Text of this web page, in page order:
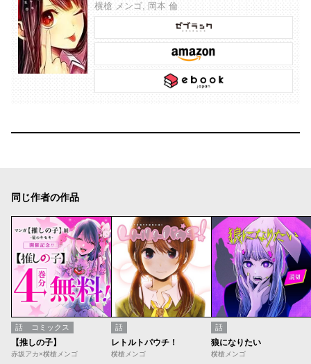
横槍 メンゴ, 岡本 倫
同じ作者の作品
話 コミックス
【推しの子】
赤坂アカ×横槍メンゴ
話
レトルトパウチ！
横槍メンゴ
話
狼になりたい
横槍メンゴ